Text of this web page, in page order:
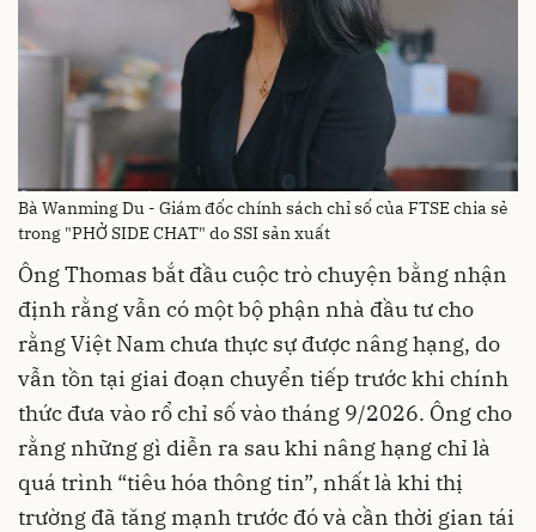
Bà Wanming Du - Giám đốc chính sách chỉ số của FTSE chia sẻ
trong "PHỞ SIDE CHAT" do SSI sản xuất
Ông Thomas bắt đầu cuộc trò chuyện bằng nhận
định rằng vẫn có một bộ phận nhà đầu tư cho
rằng Việt Nam chưa thực sự được nâng hạng, do
vẫn tồn tại giai đoạn chuyển tiếp trước khi chính
thức đưa vào rổ chỉ số vào tháng 9/2026. Ông cho
rằng những gì diễn ra sau khi nâng hạng chỉ là
quá trình “tiêu hóa thông tin”, nhất là khi thị
trường đã tăng mạnh trước đó và cần thời gian tái